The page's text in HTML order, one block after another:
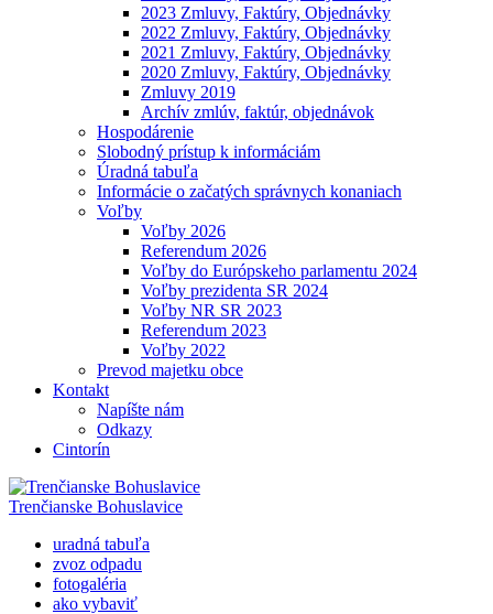
2023 Zmluvy, Faktúry, Objednávky
2022 Zmluvy, Faktúry, Objednávky
2021 Zmluvy, Faktúry, Objednávky
2020 Zmluvy, Faktúry, Objednávky
Zmluvy 2019
Archív zmlúv, faktúr, objednávok
Hospodárenie
Slobodný prístup k informáciám
Úradná tabuľa
Informácie o začatých správnych konaniach
Voľby
Voľby 2026
Referendum 2026
Voľby do Európskeho parlamentu 2024
Voľby prezidenta SR 2024
Voľby NR SR 2023
Referendum 2023
Voľby 2022
Prevod majetku obce
Kontakt
Napíšte nám
Odkazy
Cintorín
Trenčianske Bohuslavice
uradná tabuľa
zvoz odpadu
fotogaléria
ako vybaviť